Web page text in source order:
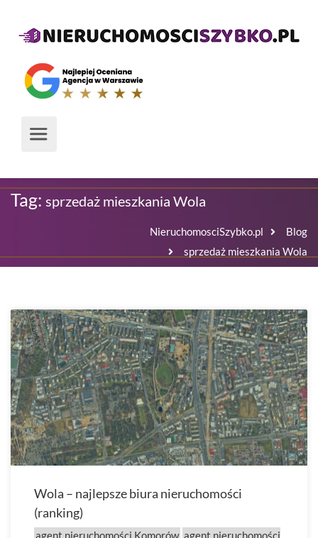
Tag: sprzedaż mieszkania Wola
NieruchomosciSzybko.pl
Blog
sprzedaż mieszkania Wola
Wola – najlepsze biura nieruchomości
(ranking)
agent nieruchomości Komorów agent nieruchomości